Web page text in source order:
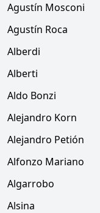
Agustín Mosconi
Agustín Roca
Alberdi
Alberti
Aldo Bonzi
Alejandro Korn
Alejandro Petión
Alfonzo Mariano
Algarrobo
Alsina